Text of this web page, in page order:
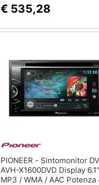
€ 535,28
PIONEER - Sintomonitor DVD
AVH-X1600DVD Display 6.1''
MP3 / WMA / AAC Potenza